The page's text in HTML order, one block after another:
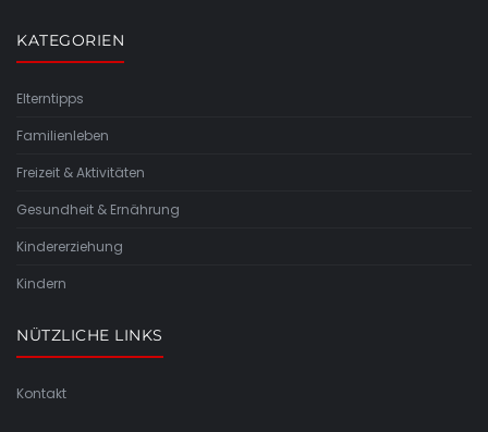
KATEGORIEN
Elterntipps
Familienleben
Freizeit & Aktivitäten
Gesundheit & Ernährung
Kindererziehung
Kindern
NÜTZLICHE LINKS
Kontakt